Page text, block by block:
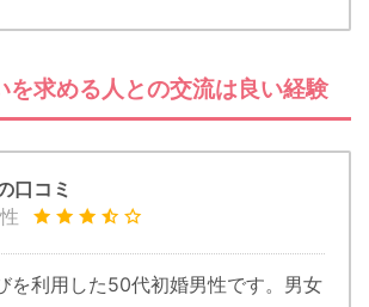
を求める人との交流は良い経験
口コミ
を利用した50代初婚男性です。男女